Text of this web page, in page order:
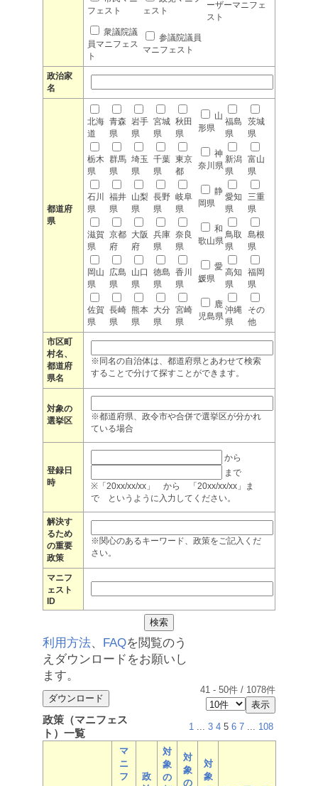
フェスト
ェスト
ーザーマニフェ
スト
衆議院議
員マニフェス
ト
参議院議員
マニフェスト
政治家
名
都道府
県
北海
道
青森
県
岩手
県
宮城
県
秋田
県
山
形県
福島
県
茨城
県
栃木
県
群馬
県
埼玉
県
千葉
県
東京
都
神
奈川県
新潟
県
富山
県
石川
県
福井
県
山梨
県
長野
県
岐阜
県
静
岡県
愛知
県
三重
県
滋賀
県
京都
府
大阪
府
兵庫
県
奈良
県
和
歌山県
鳥取
県
島根
県
岡山
県
広島
県
山口
県
徳島
県
香川
県
愛
媛県
高知
県
福岡
県
佐賀
県
長崎
県
熊本
県
大分
県
宮崎
県
鹿
児島県
沖縄
県
その
他
市区町
村名、
都道府
県名
※同名の自治体は、都道府県とあわせて検索
することで分けて探すことができます。
対象の
選挙区
※都道府県、政令市や合併で選挙区が分かれ
ている場合
登録日
時
から
まで
※「20xx/xx/xx」 から 「20xx/xx/xx」ま
で というように入力してください。
解決す
るため
の重要
政策
※関心のあるキーワード、政策をご記入くだ
さい。
マニフ
ェスト
ID
利用方法、 FAQを閲覧のう
えダウンロードをお願いし
ます。
41 - 50件 / 1078件
政策（マニフェス
ト）一覧
1 ... 3 4 5 6 7 ... 108
マ
ニ
フ
政
対
象
の
対
象
の
対
象